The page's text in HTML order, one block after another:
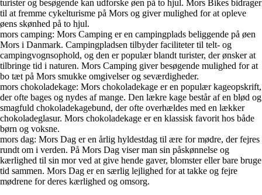
turister og besøgende kan udforske øen på to hjul. Mors Bikes bidrager
til at fremme cykelturisme på Mors og giver mulighed for at opleve
øens skønhed på to hjul.
mors camping: Mors Camping er en campingplads beliggende på øen
Mors i Danmark. Campingpladsen tilbyder faciliteter til telt- og
campingvognsophold, og den er populær blandt turister, der ønsker at
tilbringe tid i naturen. Mors Camping giver besøgende mulighed for at
bo tæt på Mors smukke omgivelser og seværdigheder.
mors chokoladekage: Mors chokoladekage er en populær kageopskrift,
der ofte bages og nydes af mange. Den lækre kage består af en blød og
smagfuld chokoladekagebund, der ofte overhældes med en lækker
chokoladeglasur. Mors chokoladekage er en klassisk favorit hos både
børn og voksne.
mors dag: Mors Dag er en årlig hyldestdag til ære for mødre, der fejres
rundt om i verden. På Mors Dag viser man sin påskønnelse og
kærlighed til sin mor ved at give hende gaver, blomster eller bare bruge
tid sammen. Mors Dag er en særlig lejlighed for at takke og fejre
mødrene for deres kærlighed og omsorg.